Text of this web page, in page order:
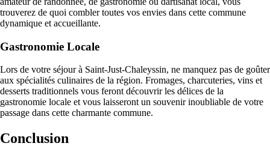
trouverez de quoi combler toutes vos envies dans cette commune
dynamique et accueillante.
Gastronomie Locale
Lors de votre séjour à Saint-Just-Chaleyssin, ne manquez pas de goûter
aux spécialités culinaires de la région. Fromages, charcuteries, vins et
desserts traditionnels vous feront découvrir les délices de la
gastronomie locale et vous laisseront un souvenir inoubliable de votre
passage dans cette charmante commune.
Conclusion